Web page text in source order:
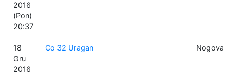
2016
(Pon)
20:37
18
Gru
2016
Co 32 Uragan Nogova